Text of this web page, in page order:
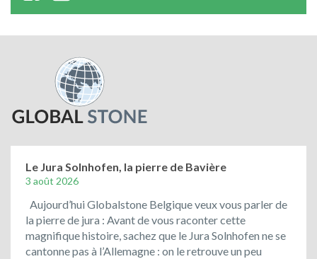
Le Jura Solnhofen, la pierre de Bavière
3 août 2026
Aujourd’hui Globalstone Belgique veux vous parler de
la pierre de jura : Avant de vous raconter cette
magnifique histoire, sachez que le Jura Solnhofen ne se
cantonne pas à l’Allemagne : on le retrouve un peu